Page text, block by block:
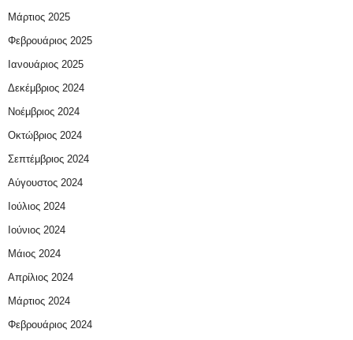
Μάρτιος 2025
Φεβρουάριος 2025
Ιανουάριος 2025
Δεκέμβριος 2024
Νοέμβριος 2024
Οκτώβριος 2024
Σεπτέμβριος 2024
Αύγουστος 2024
Ιούλιος 2024
Ιούνιος 2024
Μάιος 2024
Απρίλιος 2024
Μάρτιος 2024
Φεβρουάριος 2024